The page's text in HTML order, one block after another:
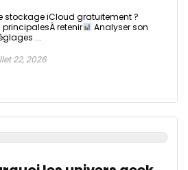
stockage iCloud gratuitement ?
retenir
Analyser son
...
22, 2026